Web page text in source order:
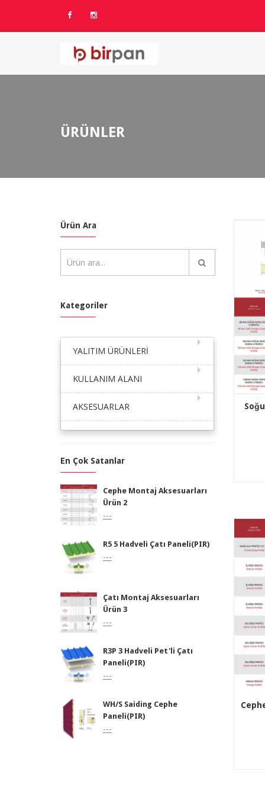
ÜRÜNLER
Ürün Ara
Kategoriler
YALITIM ÜRÜNLERİ
KULLANIM ALANI
AKSESUARLAR
En Çok Satanlar
Cephe Montaj Aksesuarları
Ürün 2
---
R5 5 Hadveli Çatı Paneli(PIR)
---
Çatı Montaj Aksesuarları
Ürün 3
---
R3P 3 Hadveli Pet'li Çatı
Paneli(PIR)
---
WH/S Saiding Cephe
Paneli(PIR)
---